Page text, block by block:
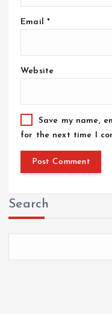
Email *
Website
Save my name,
for the next time I
Search